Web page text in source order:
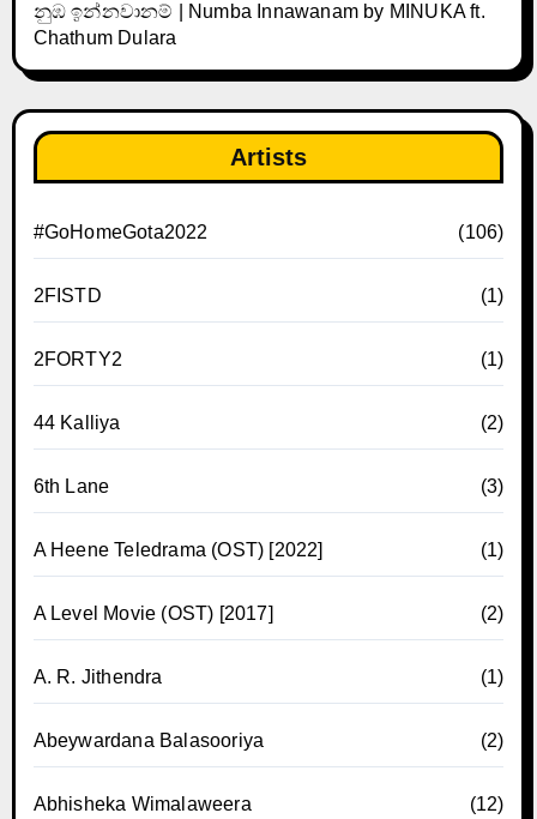
නුඹ ඉන්නවානම් | Numba Innawanam by MINUKA ft.
Chathum Dulara
Artists
#GoHomeGota2022 (106)
2FISTD (1)
2FORTY2 (1)
44 Kalliya (2)
6th Lane (3)
A Heene Teledrama (OST) [2022] (1)
A Level Movie (OST) [2017] (2)
A. R. Jithendra (1)
Abeywardana Balasooriya (2)
Abhisheka Wimalaweera (12)